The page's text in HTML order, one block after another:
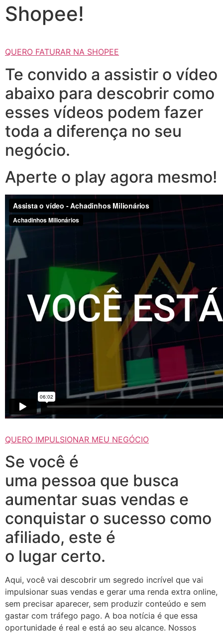
Shopee!
QUERO FATURAR NA SHOPEE
Te convido a assistir o vídeo
abaixo para descobrir como
esses vídeos podem fazer
toda a diferença no seu
negócio.
Aperte o play agora mesmo!
QUERO IMPULSIONAR MEU NEGÓCIO
Se você é
uma pessoa que busca
aumentar suas vendas e
conquistar o sucesso como
afiliado, este é
o lugar certo.
Aqui, você vai descobrir um segredo incrível que vai
impulsionar suas vendas e gerar uma renda extra online,
sem precisar aparecer, sem produzir conteúdo e sem
gastar com tráfego pago. A boa notícia é que essa
oportunidade é real e está ao seu alcance. Nossos